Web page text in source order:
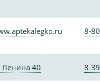
8-
Ленина 40 8-